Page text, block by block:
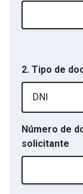
2. Tipo de
DNI
Número de
solicitante